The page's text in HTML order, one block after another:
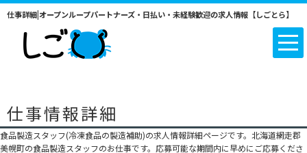
仕事詳細|オープンループパートナーズ・日払い・未経験歓迎の求人情報【しごとら】
仕事情報詳細
食品製造スタッフ(冷凍食品の製造補助)の求人情報詳細ページです。北海道網走郡
美幌町の食品製造スタッフのお仕事です。応募可能な期間内に早めにご応募くださ